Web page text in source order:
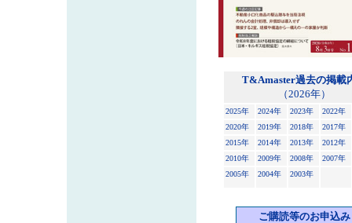
T&Amaster過去の掲載
（2026年）
2025年 2024年 2023年
2022年
2020年
2019年 2018年
2017年
2015年
2014年 2013年
2012年
2010年
2009年 2008年
2007年
2005年
2004年 2003年
ご購読等のお申込み